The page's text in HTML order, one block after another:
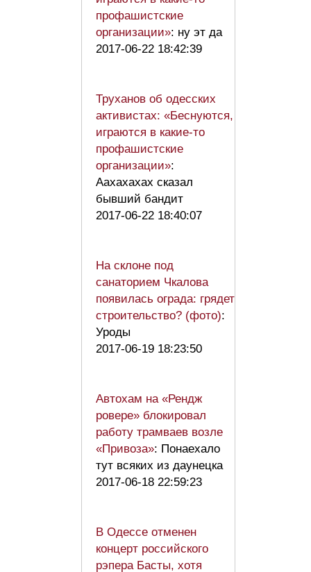
профашистские
организации»: ну эт да
2017-06-22 18:42:39
Труханов об одесских
активистах: «Беснуются,
играются в какие-то
профашистские
организации»:
Аахахахах сказал
бывший бандит
2017-06-22 18:40:07
На склоне под
санаторием Чкалова
появилась ограда: грядет
строительство? (фото):
Уроды
2017-06-19 18:23:50
Автохам на «Рендж
ровере» блокировал
работу трамваев возле
«Привоза»: Понаехало
тут всяких из даунецка
2017-06-18 22:59:23
В Одессе отменен
концерт российского
рэпера Басты, хотя